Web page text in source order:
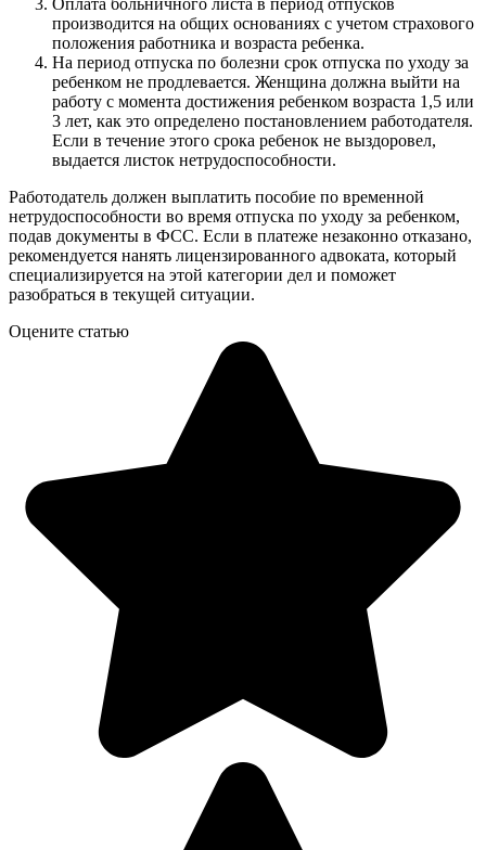
Оплата больничного листа в период отпусков
производится на общих основаниях с учетом страхового
положения работника и возраста ребенка.
На период отпуска по болезни срок отпуска по уходу за
ребенком не продлевается. Женщина должна выйти на
работу с момента достижения ребенком возраста 1,5 или
3 лет, как это определено постановлением работодателя.
Если в течение этого срока ребенок не выздоровел,
выдается листок нетрудоспособности.
Работодатель должен выплатить пособие по временной
нетрудоспособности во время отпуска по уходу за ребенком,
подав документы в ФСС. Если в платеже незаконно отказано,
рекомендуется нанять лицензированного адвоката, который
специализируется на этой категории дел и поможет
разобраться в текущей ситуации.
Оцените статью